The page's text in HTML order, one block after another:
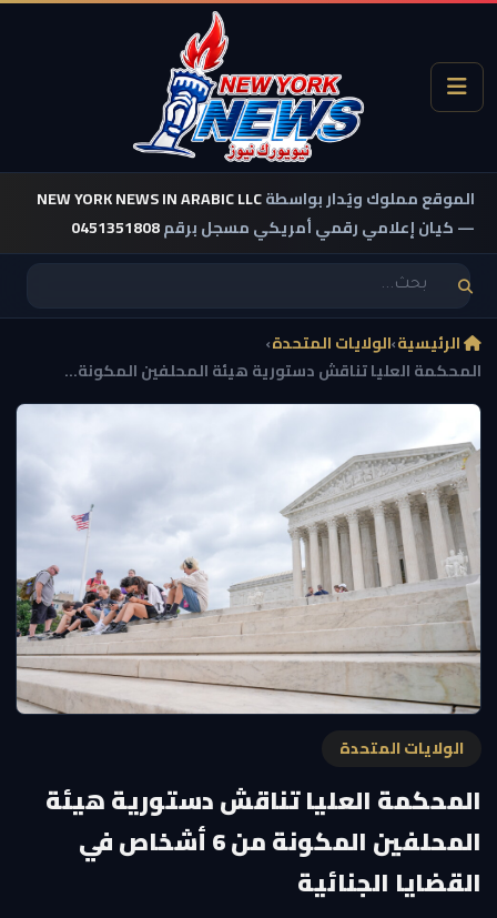
الموقع مملوك ويُدار بواسطةNEW YORK NEWS IN ARABIC LLC
— كيان إعلامي رقمي أمريكي مسجل برقم0451351808
الرئيسية›الولايات المتحدة›
المحكمة العليا تناقش دستورية هيئة المحلفين المكونة...
الولايات المتحدة
المحكمة العليا تناقش دستورية هيئة
المحلفين المكونة من 6 أشخاص في
القضايا الجنائية